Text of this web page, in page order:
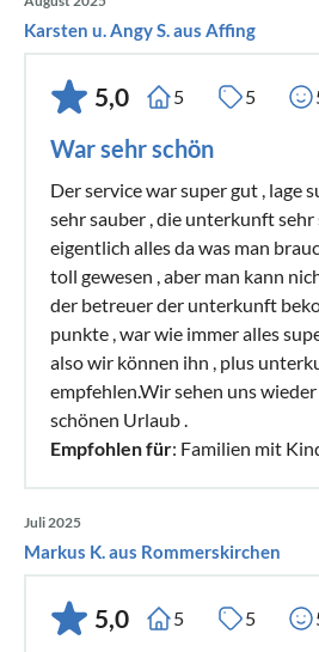
Karsten u. Angy S. aus Affing
5,0 5 5
War sehr schön
Der service war super gut , lage
sehr sauber , die unterkunft sehr
eigentlich alles da was man
toll gewesen , aber man kann
der betreuer der unterkunft
punkte , war wie immer alles
also wir können ihn , plus
empfehlen.Wir sehen uns
schönen Urlaub .
Empfohlen für: Familien mit
Juli 2025
Markus K. aus Rommerskirchen
5,0 5 5